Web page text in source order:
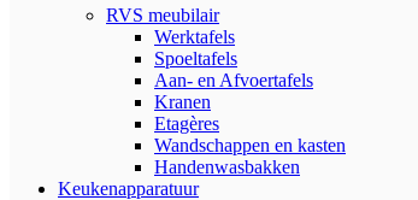
RVS meubilair
Werktafels
Spoeltafels
Aan- en Afvoertafels
Kranen
Etagères
Wandschappen en kasten
Handenwasbakken
Keukenapparatuur